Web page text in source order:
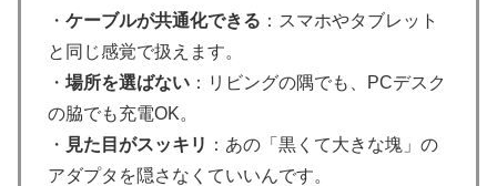
・ ケーブルが共通化できる ：スマホやタブレット
と同じ感覚で扱えます。
・ 場所を選ばない ：リビングの隅でも、PCデスク
の脇でも充電OK。
・ 見た目がスッキリ ：あの「黒くて大きな塊」の
アダプタを隠さなくていいんです。